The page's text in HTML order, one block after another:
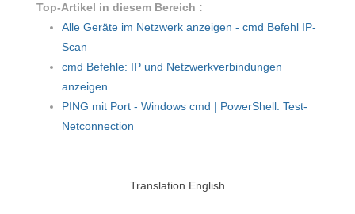
Top-Artikel in diesem Bereich :
Alle Geräte im Netzwerk anzeigen - cmd Befehl IP-
Scan
cmd Befehle: IP und Netzwerkverbindungen
anzeigen
PING mit Port - Windows cmd | PowerShell: Test-
Netconnection
Translation English